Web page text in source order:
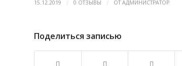
15.12.2019 / 0 ОТЗЫВЫ / ОТАДМИНИСТРАТОР
Поделиться записью